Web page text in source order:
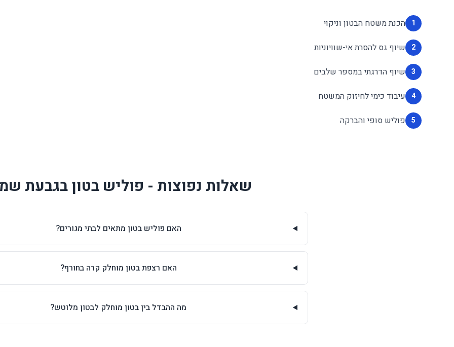
1 הכנת משטח הבטון וניקוי
2 שיוף גס להסרת אי-שוויוניות
3 שיוף הדרגתי במספר שלבים
4 עיבוד כימי לחיזוק המשטח
5 פוליש סופי והברקה
שאלות נפוצות - פוליש בטון בגבעת
האם פוליש בטון מתאים לבתי מגורים?
האם רצפת בטון מוחלק קרה בחורף?
מה ההבדל בין בטון מוחלק לבטון מלוטש?